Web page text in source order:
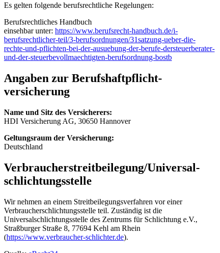
Es gelten folgende berufsrechtliche Regelungen:
Berufsrechtliches Handbuch
einsehbar unter: https://www.berufsrecht-handbuch.de/i-
berufsrechtlicher-teil/3-berufsordnungen/31satzung-ueber-die-
rechte-und-pflichten-bei-der-ausuebung-der-berufe-dersteuerberater-
und-der-steuerbevollmaechtigten-berufsordnung-bostb
Angaben zur Berufs­haftpflicht­
versicherung
Name und Sitz des Versicherers:
HDI Versicherung AG, 30650 Hannover
Geltungsraum der Versicherung:
Deutschland
Verbraucher­streit­beilegung/Universal­
schlichtungs­stelle
Wir nehmen an einem Streitbeilegungsverfahren vor einer
Verbraucherschlichtungsstelle teil. Zuständig ist die
Universalschlichtungsstelle des Zentrums für Schlichtung e.V.,
Straßburger Straße 8, 77694 Kehl am Rhein
(https://www.verbraucher-schlichter.de).